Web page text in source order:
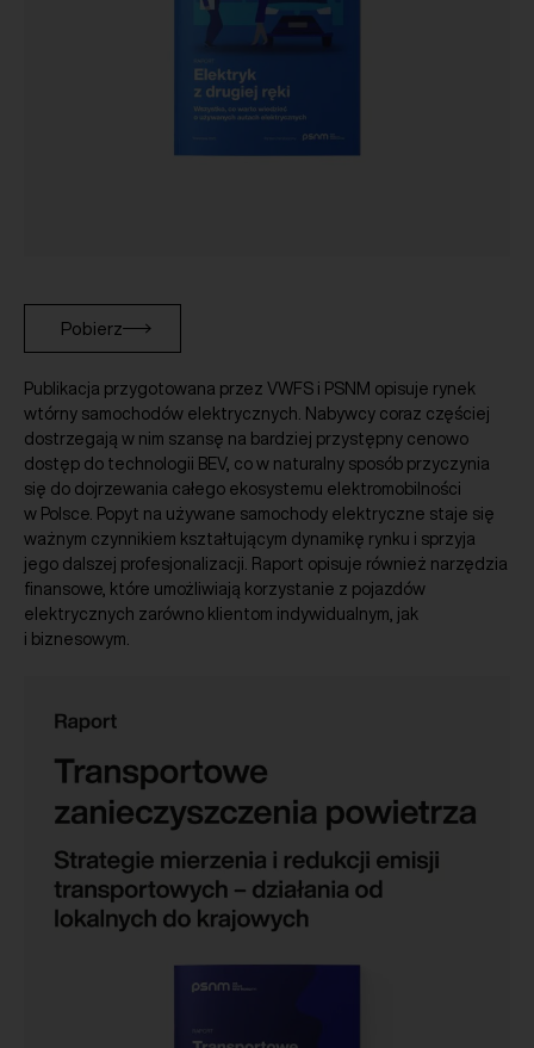
Pobierz
Publikacja przygotowana przez VWFS i PSNM opisuje rynek
wtórny samochodów elektrycznych. Nabywcy coraz częściej
dostrzegają w nim szansę na bardziej przystępny cenowo
dostęp do technologii BEV, co w naturalny sposób przyczynia
się do dojrzewania całego ekosystemu elektromobilności
w Polsce. Popyt na używane samochody elektryczne staje się
ważnym czynnikiem kształtującym dynamikę rynku i sprzyja
jego dalszej profesjonalizacji. Raport opisuje również narzędzia
finansowe, które umożliwiają korzystanie z pojazdów
elektrycznych zarówno klientom indywidualnym, jak
i biznesowym.